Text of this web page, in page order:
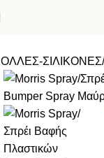
ΣΙΛΙΚΟΝΕΣ